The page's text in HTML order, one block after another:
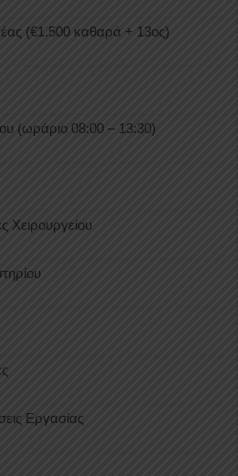
(€1.500 καθαρά + 13ος)
(ωράριο 08:00 – 13:30)
Χειρουργείου
Εργασίας